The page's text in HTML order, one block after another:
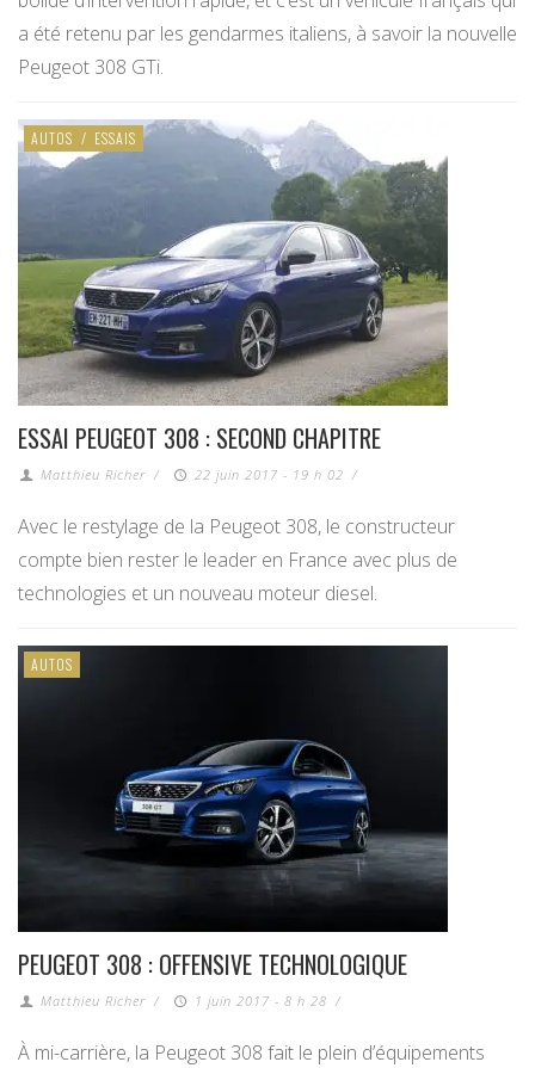
a été retenu par les gendarmes italiens, à savoir la nouvelle
Peugeot 308 GTi.
AUTOS / ESSAIS
ESSAI PEUGEOT 308 : SECOND CHAPITRE
Matthieu Richer / 22 juin 2017 - 19 h 02 /
Avec le restylage de la Peugeot 308, le constructeur
compte bien rester le leader en France avec plus de
technologies et un nouveau moteur diesel.
AUTOS
PEUGEOT 308 : OFFENSIVE TECHNOLOGIQUE
Matthieu Richer / 1 juin 2017 - 8 h 28 /
À mi-carrière, la Peugeot 308 fait le plein d’équipements